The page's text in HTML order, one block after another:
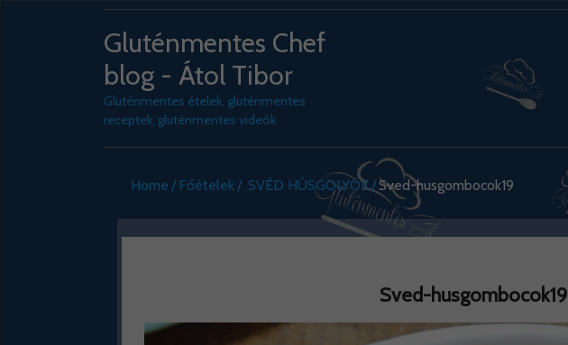
Gluténmentes Chef
blog - Átol Tibor
Gluténmentes ételek, gluténmentes
receptek, gluténmentes videók
Home Főételek SVÉD HÚSGOLYÓK Sved-husgombocok19
Sved-husgombocok19